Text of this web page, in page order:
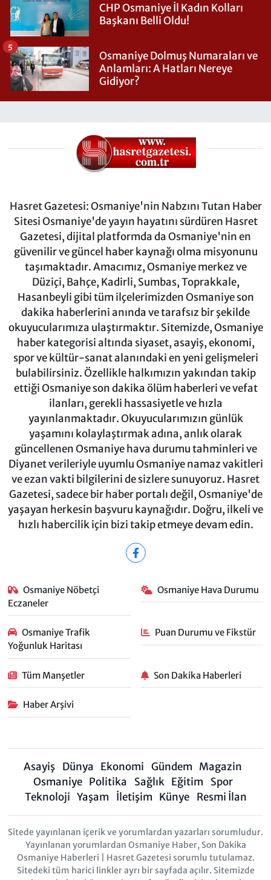
CHP Osmaniye İl Kadın Kolları
Başkanı Belli Oldu!
Osmaniye Dolmuş Numaraları ve
Anlamları: A Hatları Nereye
Gidiyor?
5
Hasret Gazetesi: Osmaniye'nin Nabzını Tutan Haber
Sitesi Osmaniye'de yayın hayatını sürdüren Hasret
Gazetesi, dijital platformda da Osmaniye'nin en
güvenilir ve güncel haber kaynağı olma misyonunu
taşımaktadır. Amacımız, Osmaniye merkez ve
Düziçi, Bahçe, Kadirli, Sumbas, Toprakkale,
Hasanbeyli gibi tüm ilçelerimizden Osmaniye son
dakika haberlerini anında ve tarafsız bir şekilde
okuyucularımıza ulaştırmaktır. Sitemizde, Osmaniye
haber kategorisi altında siyaset, asayiş, ekonomi,
spor ve kültür-sanat alanındaki en yeni gelişmeleri
bulabilirsiniz. Özellikle halkımızın yakından takip
ettiği Osmaniye son dakika ölüm haberleri ve vefat
ilanları, gerekli hassasiyetle ve hızla
yayınlanmaktadır. Okuyucularımızın günlük
yaşamını kolaylaştırmak adına, anlık olarak
güncellenen Osmaniye hava durumu tahminleri ve
Diyanet verileriyle uyumlu Osmaniye namaz vakitleri
ve ezan vakti bilgilerini de sizlere sunuyoruz. Hasret
Gazetesi, sadece bir haber portalı değil, Osmaniye'de
yaşayan herkesin başvuru kaynağıdır. Doğru, ilkeli ve
hızlı habercilik için bizi takip etmeye devam edin.
Osmaniye Nöbetçi
Eczaneler
Osmaniye Hava Durumu
Osmaniye Trafik
Yoğunluk Haritası
Puan Durumu ve Fikstür
Tüm Manşetler Son Dakika Haberleri
Haber Arşivi
Asayiş Dünya Ekonomi Gündem Magazin
Osmaniye Politika Sağlık Eğitim
Spor
Teknoloji Yaşam İletişim Künye Resmi İlan
Sitede yayınlanan içerik ve yorumlardan yazarları sorumludur.
Yayınlanan yorumlardan Osmaniye Haber, Son Dakika
Osmaniye Haberleri | Hasret Gazetesi sorumlu tutulamaz.
Sitedeki tüm harici linkler ayrı bir sayfada açılır. Sitemizde